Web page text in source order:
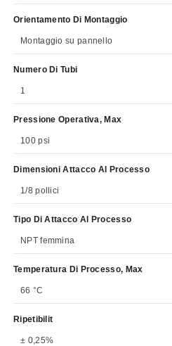
Orientamento Di Montaggio
Montaggio su pannello
Numero Di Tubi
1
Pressione Operativa, Max
100 psi
Dimensioni Attacco Al Processo
1/8 pollici
Tipo Di Attacco Al Processo
NPT femmina
Temperatura Di Processo, Max
66 °C
Ripetibilit
± 0,25%